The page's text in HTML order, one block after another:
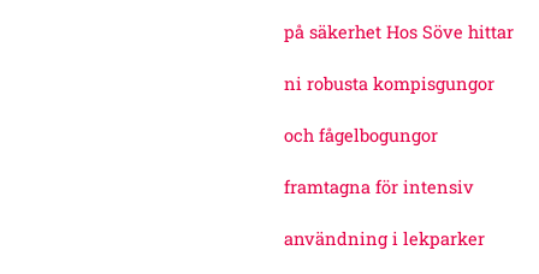
på säkerhet Hos Söve hittar
ni robusta kompisgungor
och fågelbogungor
framtagna för intensiv
användning i lekparker